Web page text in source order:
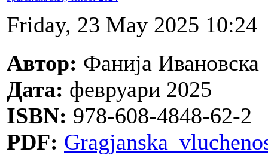
Friday, 23 May 2025 10:24
Автор: Фанија Ивановска
Дата: февруари 2025
ISBN: 978-608-4848-62-2
PDF: